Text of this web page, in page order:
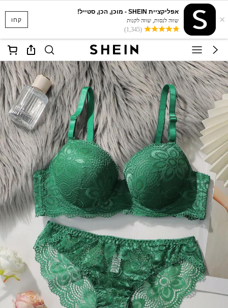
קחו ×
אפליקציית SHEIN - מוכן, הכן, סטייל!
שווה לנסות, שווה לקנות
(1,345)